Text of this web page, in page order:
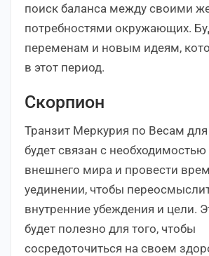
поиск баланса между своими
потребностями окружающих.
переменам и новым идеям,
в этот период.
Скорпион
Транзит Меркурия по Весам
будет связан с необходимостью
внешнего мира и провести
уединении, чтобы
внутренние убеждения и цели.
будет полезно для того, чтобы
сосредоточиться на своем